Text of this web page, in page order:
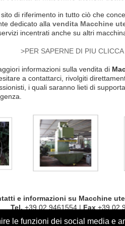
le funzioni dei social media e
di riferimento in tutto ciò che
dedicato alla vendita Macchine
incentrati anche su altri
>PER SAPERNE DI PIU
informazioni sulla vendita di
a contattarci, rivolgiti
i quali saranno lieti di
e informazioni su Macchine
Tel. +39 02 9461554 | Fax+39 02
e-mail
: